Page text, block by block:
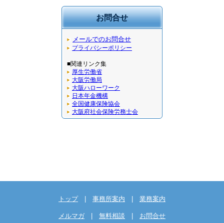
お問合せ
メールでのお問合せ
プライバシーポリシー
■関連リンク集
厚生労働省
大阪労働局
大阪ハローワーク
日本年金機構
全国健康保険協会
大阪府社会保険労務士会
トップ| 事務所案内 業務案内
メルマガ 無料相談 お問合せ